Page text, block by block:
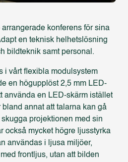
konferens för sina
en teknisk helhetslösning
bildteknik samt personal.
i vårt flexibla modulsystem
en högupplöst 2,5 mm LED-
använda en LED-skärm istället
annat att talarna kan gå
projektionen med sin
också mycket högre ljusstyrka
användas i ljusa miljöer,
frontljus, utan att bilden